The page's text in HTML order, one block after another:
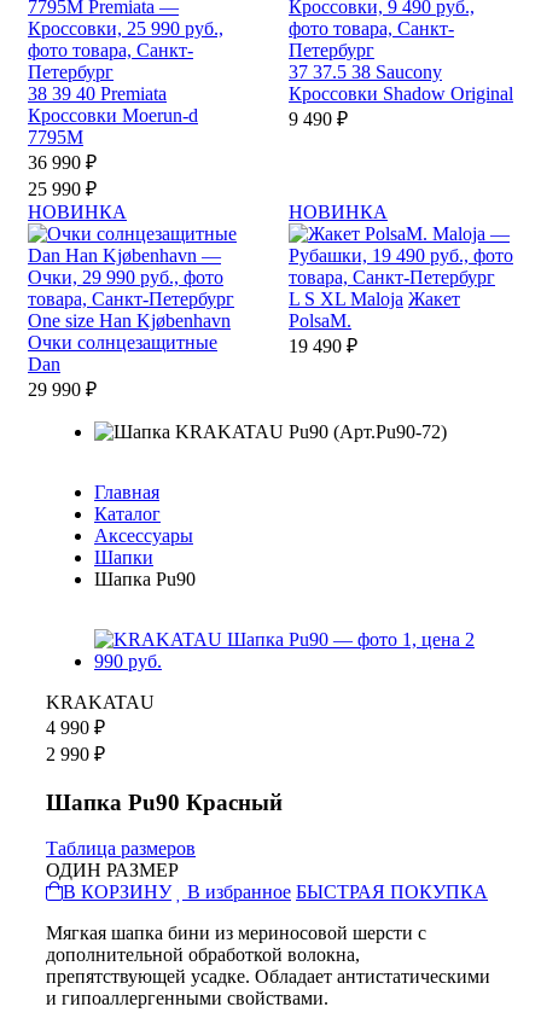
38 39 40 Premiata
Кроссовки Moerun-d
7795M
36 990 ₽
25 990 ₽
37 37.5 38 Saucony
Кроссовки Shadow Original
9 490 ₽
НОВИНКА
One size Han Kjøbenhavn
Очки солнцезащитные
Dan
29 990 ₽
НОВИНКА
L S XL Maloja Жакет
PolsaM.
19 490 ₽
Главная
Каталог
Аксессуары
Шапки
Шапка Pu90
KRAKATAU
4 990 ₽
2 990 ₽
Шапка Pu90 Красный
Таблица размеров
ОДИН РАЗМЕР
В КОРЗИНУ
В избранное БЫСТРАЯ ПОКУПКА
Мягкая шапка бини из мериносовой шерсти с
дополнительной обработкой волокна,
препятствующей усадке. Обладает антистатическими
и гипоаллергенными свойствами.